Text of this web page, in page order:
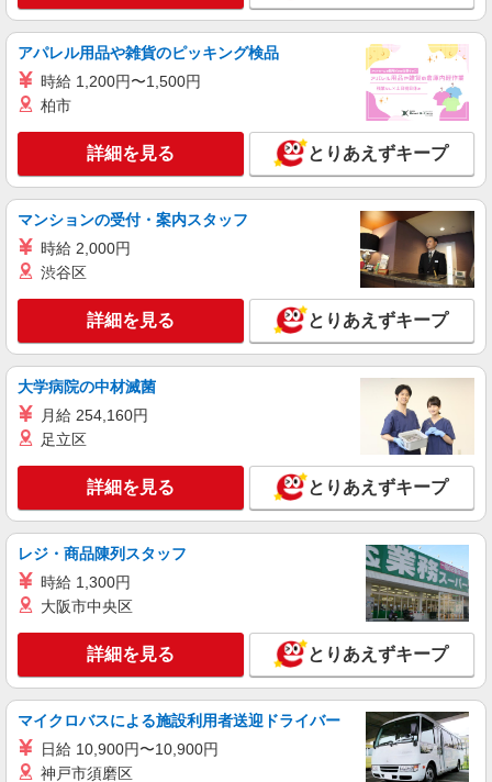
カウンター・キッチンスタッフ ＜優先募集日
時＞平日（月〜金） フルタイム
時給1200円
茨城県つくば市稲岡66‐1
詳細を見る
アルバイト パート
すき家 イーアスつくば店
すき家の店舗スタッフ（接客・調理・清掃な
時給1,150円 ※高校生時給1,074円 ※土日祝手
当 時給＋50円
茨城県つくば市研究学園5-19イーアスつくばシ
ョッピングセンター3F
詳細を見る
アルバイト
すき家の店舗スタッフ（接客・調理・清掃な
ど）
時給1,150円 ※22:00〜翌5:00：時給1,450円 ※
高校生時給1,074円 ※早朝手当（5:00〜9:00）時給
キープ 詳細を見る
アルバイト パート
すき家 桜土浦IC店
すき家の店舗スタッフ（接客・調理・清掃な
ど）
アパレル用品や雑貨のピッキング検品
時給 1,200円〜1,500円
柏市
詳細を見る とりあえずキープ
マンションの受付・案内スタッフ
時給 2,000円
渋谷区
詳細を見る とりあえずキープ
大学病院の中材滅菌
月給 254,160円
足立区
詳細を見る とりあえずキープ
レジ・商品陳列スタッフ
時給 1,300円
大阪市中央区
詳細を見る とりあえずキープ
マイクロバスによる施設利用者送迎ドライバー
日給 10,900円〜10,900円
神戸市須磨区